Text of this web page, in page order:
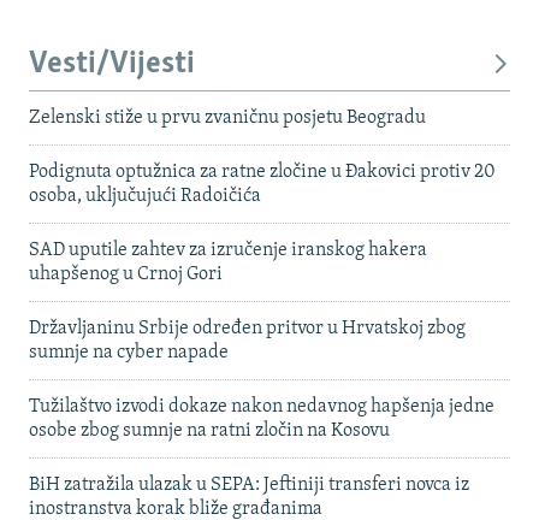
Vesti/Vijesti
Zelenski stiže u prvu zvaničnu posjetu Beogradu
Podignuta optužnica za ratne zločine u Đakovici protiv 20
osoba, uključujući Radoičića
SAD uputile zahtev za izručenje iranskog hakera
uhapšenog u Crnoj Gori
Državljaninu Srbije određen pritvor u Hrvatskoj zbog
sumnje na cyber napade
Tužilaštvo izvodi dokaze nakon nedavnog hapšenja jedne
osobe zbog sumnje na ratni zločin na Kosovu
BiH zatražila ulazak u SEPA: Jeftiniji transferi novca iz
inostranstva korak bliže građanima